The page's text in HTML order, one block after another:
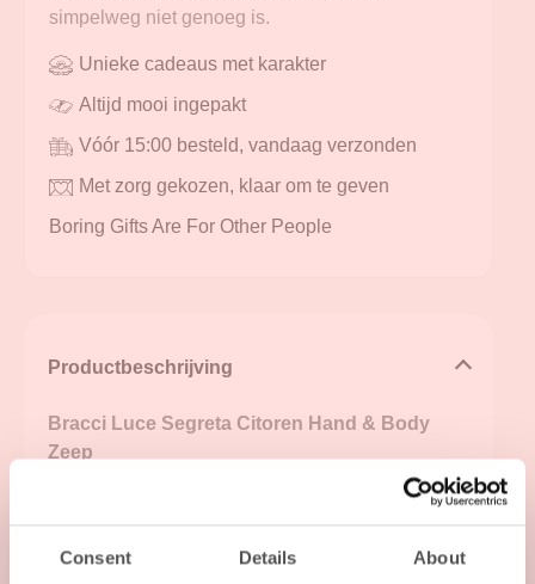
Consent Details About
Productbeschrijving
Bracci Luce Segreta Citoren Hand & Body
Zeep
anders. Eén keer je handen wassen en je waant
je tussen de zonovergoten citroenboomgaarden
simpelweg niet genoeg is.
Unieke cadeaus met karakter
Altijd mooi ingepakt
Vóór 15:00 besteld, vandaag verzonden
Met zorg gekozen, klaar om te geven
Boring Gifts Are For Other People